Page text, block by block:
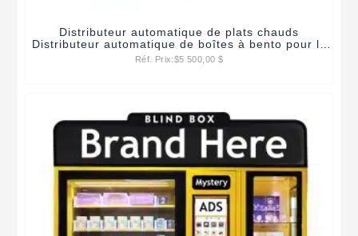
Distributeur automatique de plats chauds
Distributeur automatique de boîtes à bento pour le
déjeuner
Réf. Prix:$5 500,00 $